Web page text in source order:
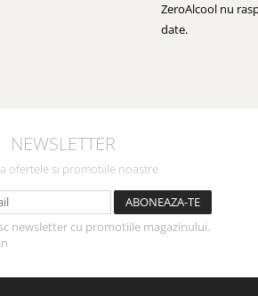
ZeroAlcool nu
date.
NEWSLETTER
ofertele si promotiile noastre
newsletter cu promotiile magazinului.